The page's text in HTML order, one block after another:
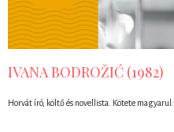
IVANA BODROŽIĆ (1982)
Horvát író, költő és novellista. Kötete magyarul: